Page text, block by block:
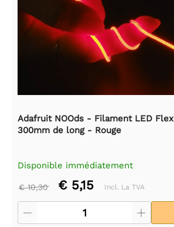
Adafruit NOOds - Filament LED
300mm de long - Rouge
Disponible immédiatement
€ 10,30 € 5,15 Incl. La TVA